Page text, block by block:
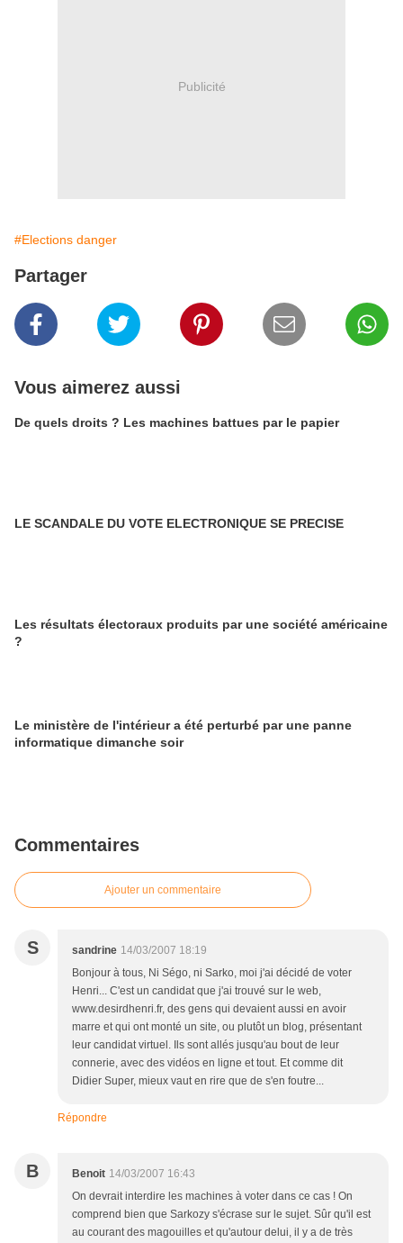
Publicité
#Elections danger
Partager
Vous aimerez aussi
De quels droits ? Les machines battues par le papier
LE SCANDALE DU VOTE ELECTRONIQUE SE PRECISE
Les résultats électoraux produits par une société américaine
?
Le ministère de l'intérieur a été perturbé par une panne
informatique dimanche soir
Commentaires
Ajouter un commentaire
S sandrine 14/03/2007 18:19
Bonjour à tous, Ni Ségo, ni Sarko, moi j'ai décidé de voter
Henri... C'est un candidat que j'ai trouvé sur le web,
www.desirdhenri.fr, des gens qui devaient aussi en avoir
marre et qui ont monté un site, ou plutôt un blog, présentant
leur candidat virtuel. Ils sont allés jusqu'au bout de leur
connerie, avec des vidéos en ligne et tout. Et comme dit
Didier Super, mieux vaut en rire que de s'en foutre...
Répondre
B Benoit 14/03/2007 16:43
On devrait interdire les machines à voter dans ce cas ! On
comprend bien que Sarkozy s'écrase sur le sujet. Sûr qu'il est
au courant des magouilles et qu'autour delui, il y a de très